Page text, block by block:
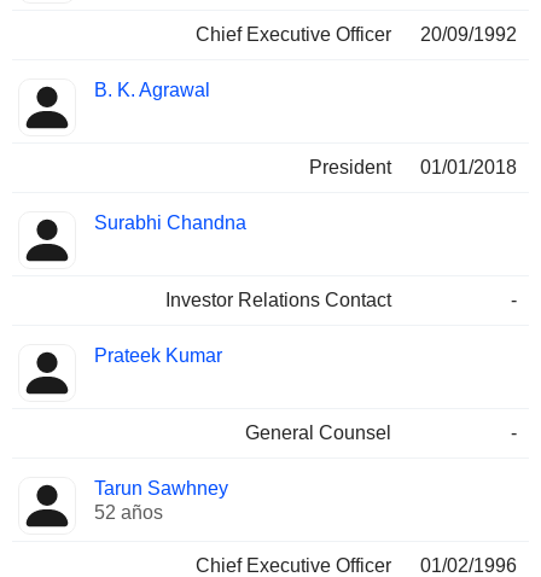
Chief Executive Officer 20/09/1992
B. K. Agrawal
President 01/01/2018
Surabhi Chandna
Investor Relations Contact -
Prateek Kumar
General Counsel -
Tarun Sawhney
52 años
Chief Executive Officer 01/02/1996